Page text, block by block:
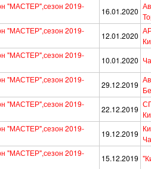
"МАСТЕР",сезон 2019-
16.01.2020
"МАСТЕР",сезон 2019-
12.01.2020
"МАСТЕР",сезон 2019-
10.01.2020
"МАСТЕР",сезон 2019-
29.12.2019
"МАСТЕР",сезон 2019-
22.12.2019
"МАСТЕР",сезон 2019-
19.12.2019
"МАСТЕР",сезон 2019-
15.12.2019